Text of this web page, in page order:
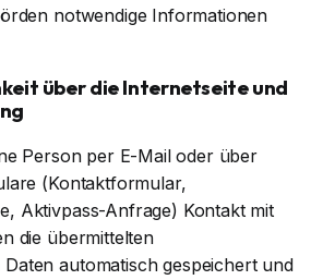
notwendige Informationen
über die Internetseite und
Person per E-Mail oder über
(Kontaktformular,
Aktivpass-Anfrage) Kontakt mit
die übermittelten
automatisch gespeichert und